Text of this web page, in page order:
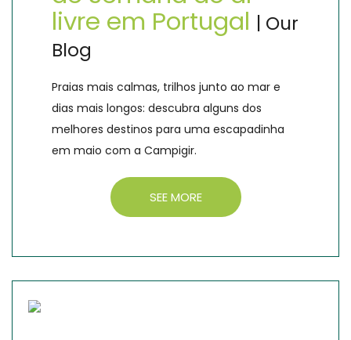
livre em Portugal | Our
Blog
Praias mais calmas, trilhos junto ao mar e
dias mais longos: descubra alguns dos
melhores destinos para uma escapadinha
em maio com a Campigir.
SEE MORE